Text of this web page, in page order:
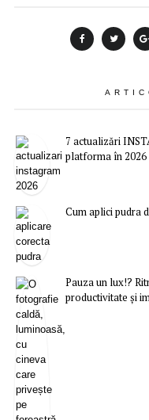
7 actualizări
platforma în 2026
Cum aplici pudra
Pauza un lux!?
productivitate și